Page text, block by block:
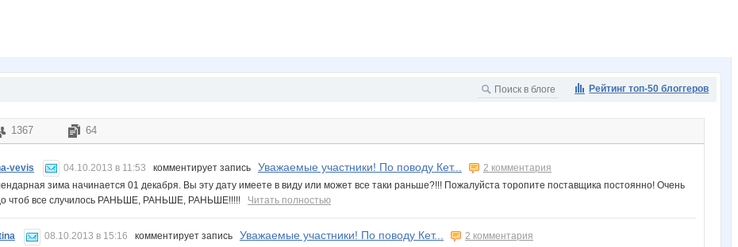
Рейтинг топ-50 блоггеров
1367 64
vevis 04.10.2013 в 11:53 комментирует запись Уважаемые участники! По поводу Кет...
2 комментария
зима начинается 01 декабря. Вы эту дату имеете в виду или может все таки раньше?!!! Пожалуйста торопите поставщика постоянно! Очень
чтоб все случилось РАНЬШЕ, РАНЬШЕ, РАНЬШЕ!!!!! Читать полностью
08.10.2013 в 15:16 комментирует запись Уважаемые участники! По поводу Кет...
2 комментария